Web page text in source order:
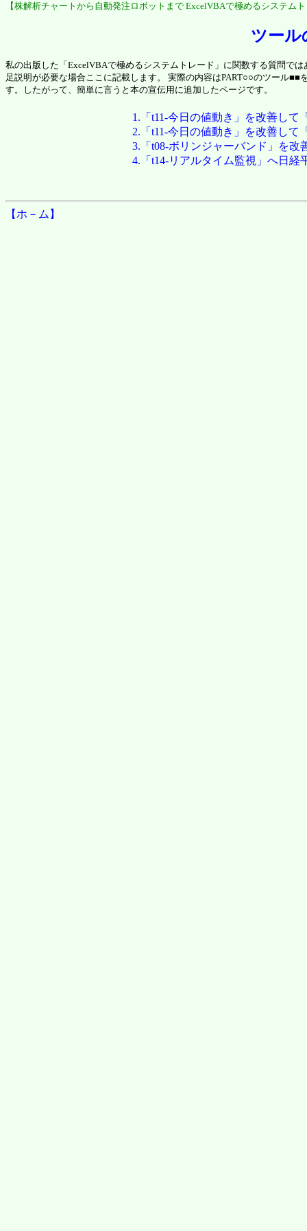
【株解析チャートから自動発注ロボットまで ExcelVBAで極めるシステム
ツール
私の出版した「ExcelVBAで極めるシステムトレード」に関数する質問で
足説明が必要な場合ここに記載します。 実際の内容はPART○○のツール
す。したがって、簡単に言うと本の宣伝用に追加したページです。
1.「t11-今日の値動き」を改善して
2.「t11-今日の値動き」を改善し
3.「t08-ボリンジャーバンド」を
4.「t14-リアルタイム監視」へ日
【ホ－ム】